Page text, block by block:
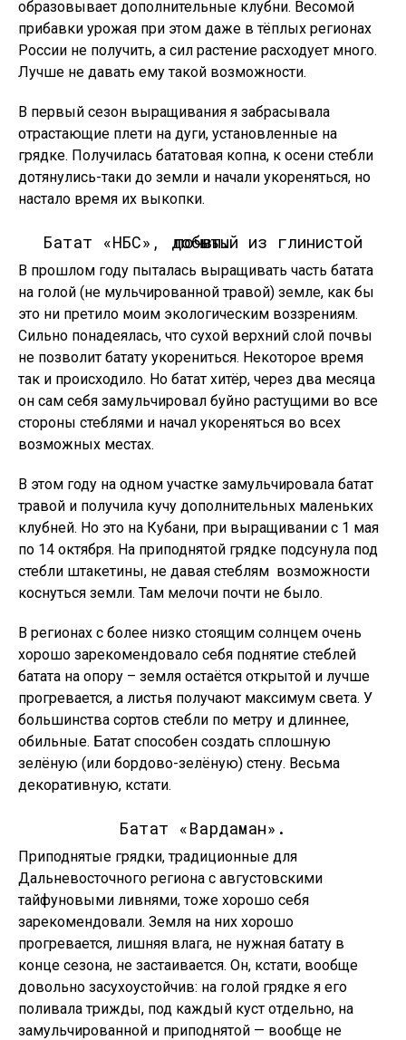
образовывает дополнительные клубни. Весомой
прибавки урожая при этом даже в тёплых регионах
России не получить, а сил растение расходует много.
Лучше не давать ему такой возможности.
В первый сезон выращивания я забрасывала
отрастающие плети на дуги, установленные на
грядке. Получилась бататовая копна, к осени стебли
дотянулись-таки до земли и начали укореняться, но
настало время их выкопки.
Батат «НБС», добытый из глинистой почвы.
В прошлом году пыталась выращивать часть батата
на голой (не мульчированной травой) земле, как бы
это ни претило моим экологическим воззрениям.
Сильно понадеялась, что сухой верхний слой почвы
не позволит батату укорениться. Некоторое время
так и происходило. Но батат хитёр, через два месяца
он сам себя замульчировал буйно растущими во все
стороны стеблями и начал укореняться во всех
возможных местах.
В этом году на одном участке замульчировала батат
травой и получила кучу дополнительных маленьких
клубней. Но это на Кубани, при выращивании с 1 мая
по 14 октября. На приподнятой грядке подсунула под
стебли штакетины, не давая стеблям возможности
коснуться земли. Там мелочи почти не было.
В регионах с более низко стоящим солнцем очень
хорошо зарекомендовало себя поднятие стеблей
батата на опору – земля остаётся открытой и лучше
прогревается, а листья получают максимум света. У
большинства сортов стебли по метру и длиннее,
обильные. Батат способен создать сплошную
зелёную (или бордово-зелёную) стену. Весьма
декоративную, кстати.
Батат «Вардаман».
Приподнятые грядки, традиционные для
Дальневосточного региона с августовскими
тайфуновыми ливнями, тоже хорошо себя
зарекомендовали. Земля на них хорошо
прогревается, лишняя влага, не нужная батату в
конце сезона, не застаивается. Он, кстати, вообще
довольно засухоустойчив: на голой грядке я его
поливала трижды, под каждый куст отдельно, на
замульчированной и приподнятой — вообще не